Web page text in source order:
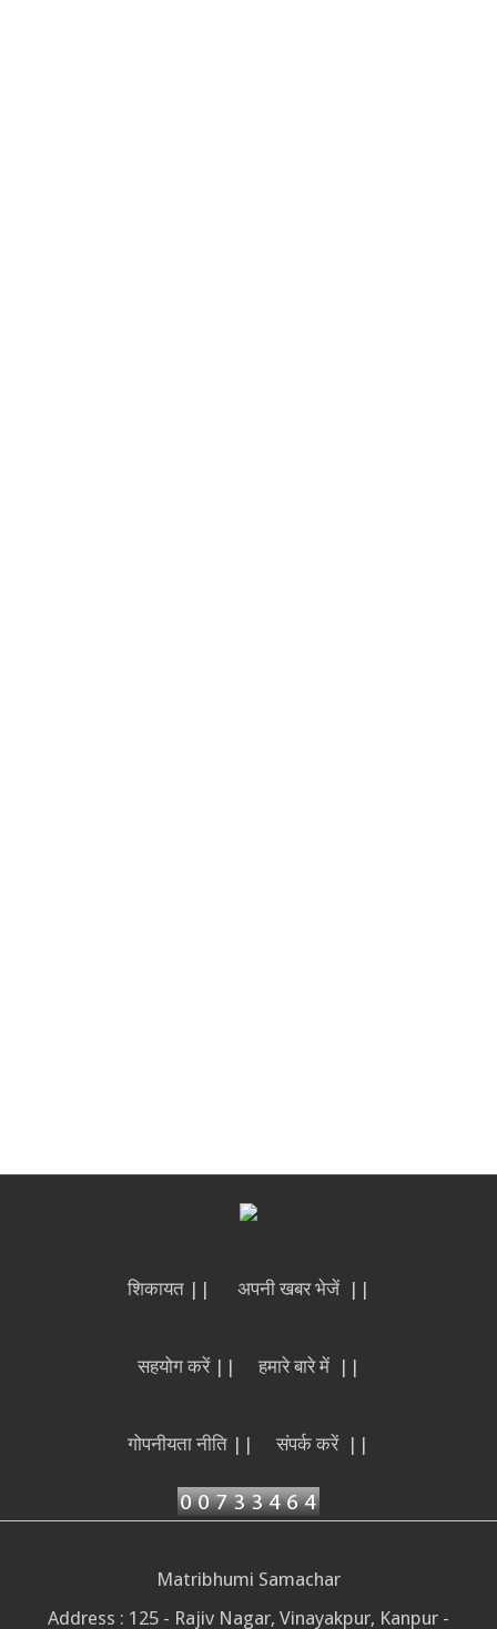
शिकायत || अपनी खबर भेजें ||
सहयोग करें || हमारे बारे में ||
गोपनीयता नीति || संपर्क करें ||
Matribhumi Samachar
Address : 125 - Rajiv Nagar, Vinayakpur, Kanpur -